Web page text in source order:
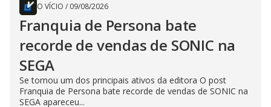
O VÍCIO / 09/08/2026
Franquia de Persona bate
recorde de vendas de SONIC na
SEGA
Se tornou um dos principais ativos da editora O post
Franquia de Persona bate recorde de vendas de SONIC na
SEGA apareceu...